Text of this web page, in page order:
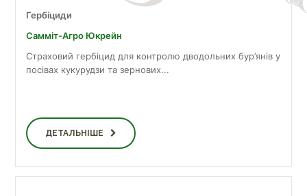
Гербіциди
Самміт-Агро Юкрейн
Страховий гербіцид для контролю дводольних бур’янів у
посівах кукурудзи та зернових...
ДЕТАЛЬНІШЕ